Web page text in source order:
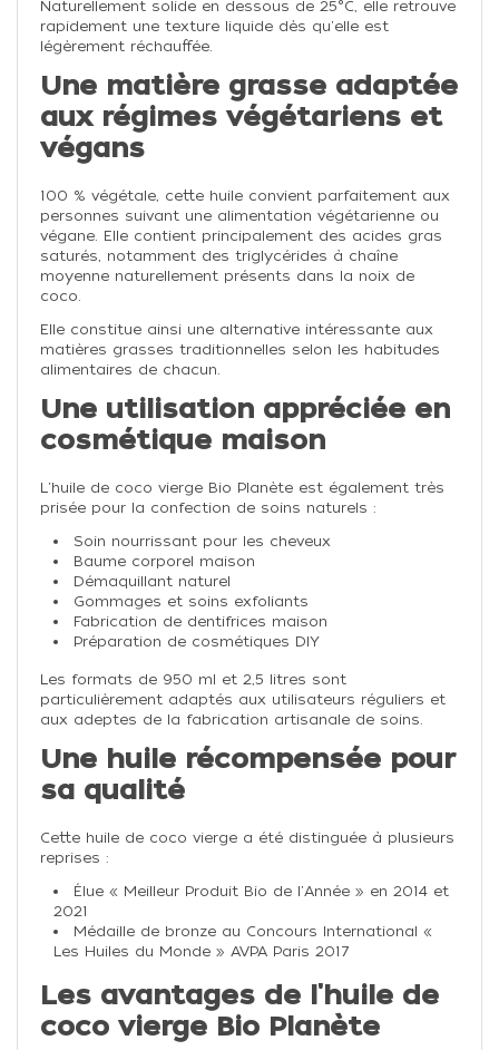
Naturellement solide en dessous de 25°C, elle retrouve
rapidement une texture liquide dès qu'elle est
légèrement réchauffée.
Une matière grasse adaptée
aux régimes végétariens et
végans
100 % végétale, cette huile convient parfaitement aux
personnes suivant une alimentation végétarienne ou
végane. Elle contient principalement des acides gras
saturés, notamment des triglycérides à chaîne
moyenne naturellement présents dans la noix de
coco.
Elle constitue ainsi une alternative intéressante aux
matières grasses traditionnelles selon les habitudes
alimentaires de chacun.
Une utilisation appréciée en
cosmétique maison
L'huile de coco vierge Bio Planète est également très
prisée pour la confection de soins naturels :
Soin nourrissant pour les cheveux
Baume corporel maison
Démaquillant naturel
Gommages et soins exfoliants
Fabrication de dentifrices maison
Préparation de cosmétiques DIY
Les formats de 950 ml et 2,5 litres sont
particulièrement adaptés aux utilisateurs réguliers et
aux adeptes de la fabrication artisanale de soins.
Une huile récompensée pour
sa qualité
Cette huile de coco vierge a été distinguée à plusieurs
reprises :
Élue « Meilleur Produit Bio de l'Année » en 2014 et
2021
Médaille de bronze au Concours International «
Les Huiles du Monde » AVPA Paris 2017
Les avantages de l'huile de
coco vierge Bio Planète